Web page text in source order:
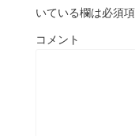
いている欄は必須
コメント